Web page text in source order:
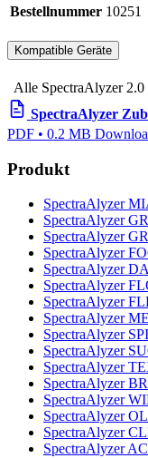
Bestellnummer 10251
Kompatible Geräte
Alle SpectraAlyzer 2.0
SpectraAlyzer
PDF • 0.2 MB
Produkt
SpectraAlyzer
SpectraAlyzer
SpectraAlyzer
SpectraAlyzer
SpectraAlyzer
SpectraAlyzer
SpectraAlyzer
SpectraAlyzer
SpectraAlyzer
SpectraAlyzer
SpectraAlyzer
SpectraAlyzer
SpectraAlyzer
SpectraAlyzer
SpectraAlyzer
SpectraAlyzer